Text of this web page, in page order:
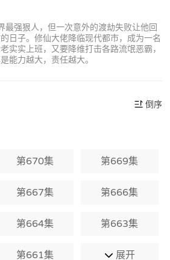
最强狠人，但一次意外的渡劫失败让他回
日子。修仙大佬降临现代都市，成为一名
实实上班，又要降维打击各路流氓恶霸，
能力越大，责任越大。
倒序
第670集 第669集
第667集 第666集
第664集 第663集
第661集 展开